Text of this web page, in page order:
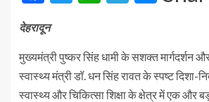
देहरादून
मुख्यमंत्री पुष्कर सिंह धामी के सशक्त मार्गदर्शन और
स्वास्थ्य मंत्री डॉ. धन सिंह रावत के स्पष्ट दिशा-
स्वास्थ्य और चिकित्सा शिक्षा के क्षेत्र में एक और